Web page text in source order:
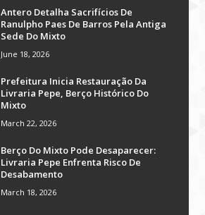
Antero Detalha Sacrifícios De
Ranulpho Paes De Barros Pela Antiga
Sede Do Mixto
June 18, 2026
Prefeitura Inicia Restauração Da
Livraria Pepe, Berço Histórico Do
Mixto
March 22, 2026
Berço Do Mixto Pode Desaparecer:
Livraria Pepe Enfrenta Risco De
Desabamento
March 18, 2026